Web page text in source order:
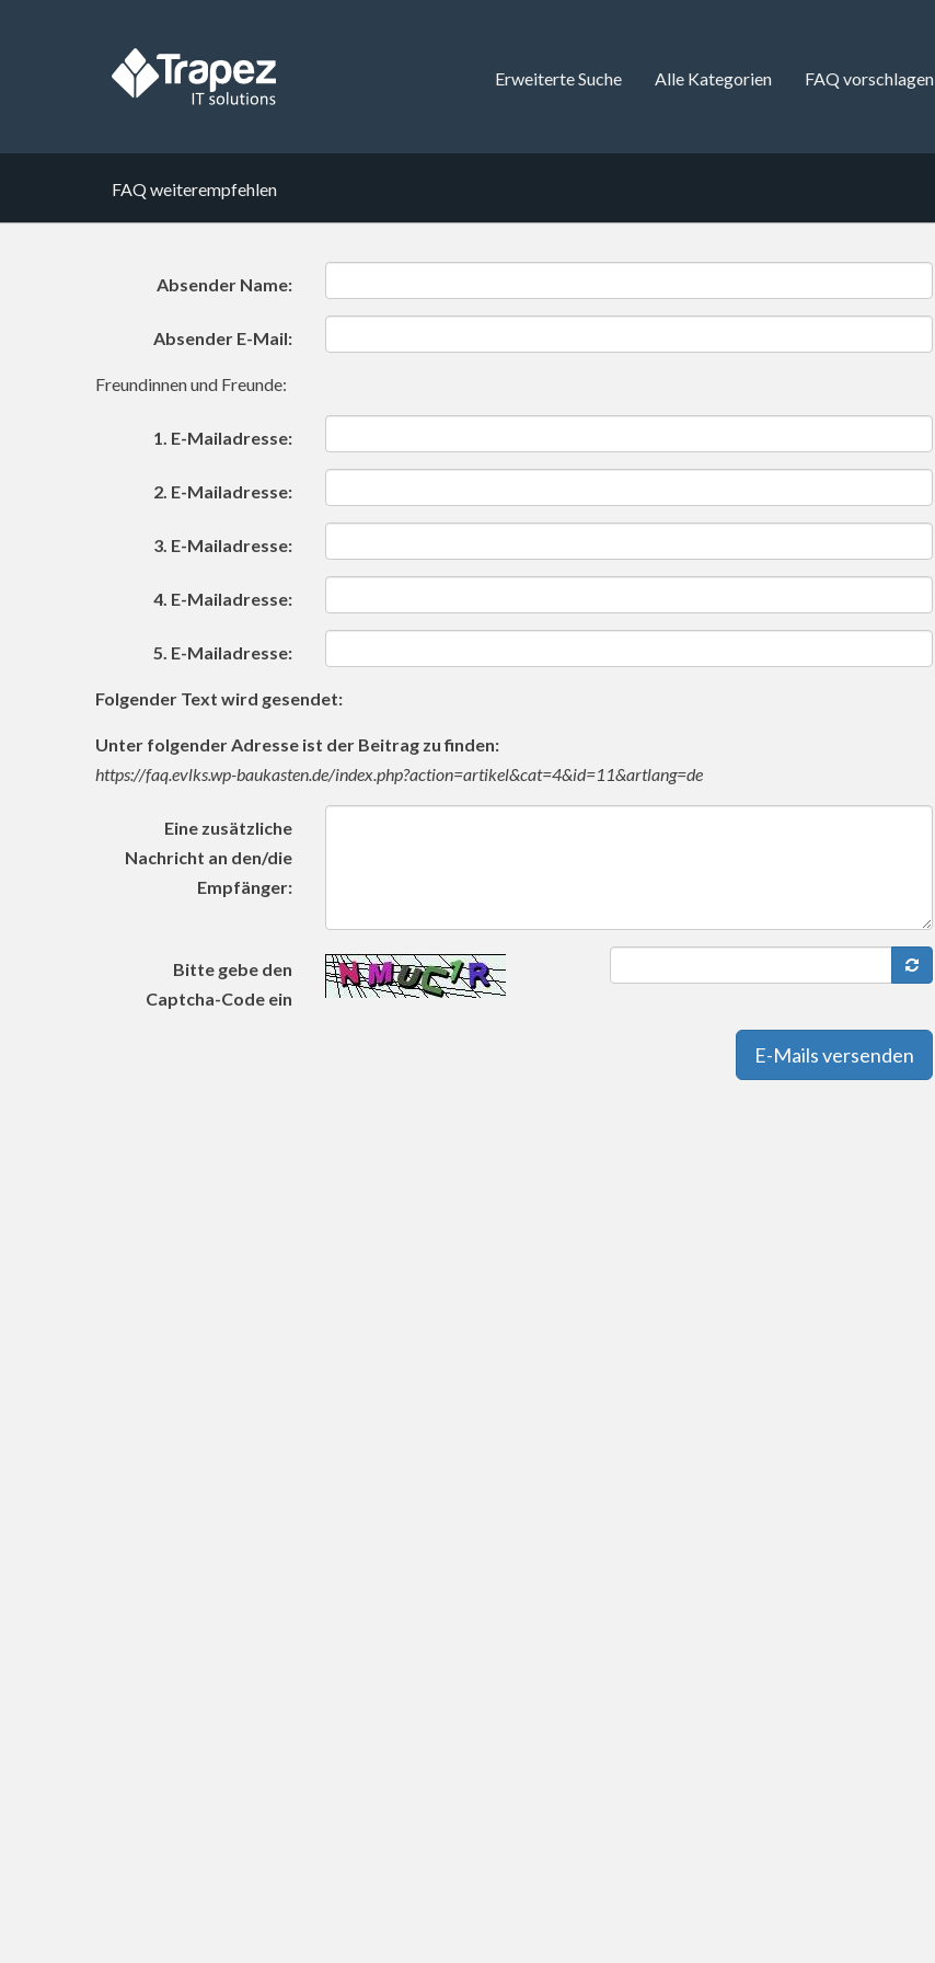
Erweiterte Suche Alle Kategorien FAQ vorschlagen
FAQ weiterempfehlen
Absender Name:
Absender E-Mail:
Freundinnen und Freunde:
1. E-Mailadresse:
2. E-Mailadresse:
3. E-Mailadresse:
4. E-Mailadresse:
5. E-Mailadresse:
Folgender Text wird gesendet:
Unter folgender Adresse ist der Beitrag zu finden:
https://faq.evlks.wp-baukasten.de/index.php?action=artikel&cat=4&id=11&artlang=de
Eine zusätzliche
Nachricht an den/die
Empfänger:
Bitte gebe den
Captcha-Code ein
E-Mails versenden